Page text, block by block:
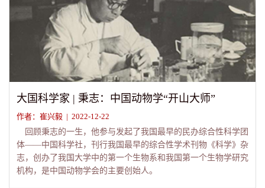
大国科学家 | 秉志：中国动物学“开山大师”
作者：崔兴毅 | 2022-12-22
回顾秉志的一生，他参与发起了我国最早的民办综合性科学团
体——中国科学社，刊行我国最早的综合性学术刊物《科学》杂
志，创办了我国大学中的第一个生物系和我国第一个生物学研究
机构，是中国动物学会的主要创始人。